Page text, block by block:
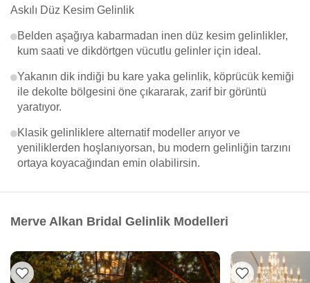
Askılı Düz Kesim Gelinlik
Belden aşağıya kabarmadan inen düz kesim gelinlikler,
kum saati ve dikdörtgen vücutlu gelinler için ideal.
Yakanın dik indiği bu kare yaka gelinlik, köprücük kemiği
ile dekolte bölgesini öne çıkararak, zarif bir görüntü
yaratıyor.
Klasik gelinliklere alternatif modeller arıyor ve
yeniliklerden hoşlanıyorsan, bu modern gelinliğin tarzını
ortaya koyacağından emin olabilirsin.
Merve Alkan Bridal Gelinlik Modelleri